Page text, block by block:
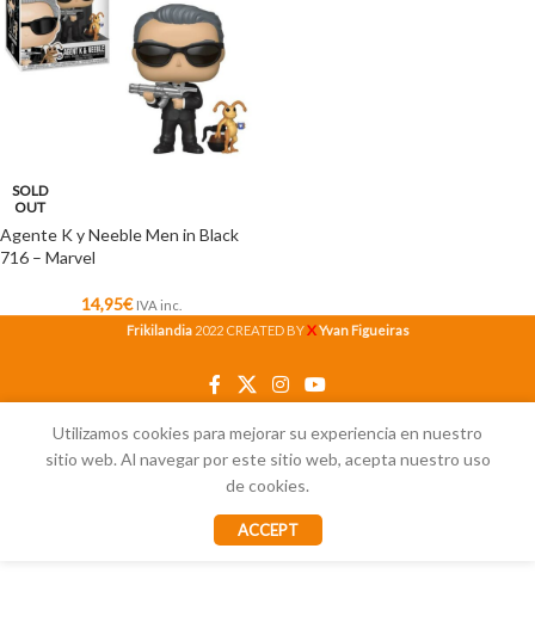
SOLD
OUT
Agente K y Neeble Men in Black
716 – Marvel
14,95€ IVA inc.
Frikilandia 2022 CREATED BYXYvan Figueiras
Utilizamos cookies para mejorar su experiencia en nuestro
sitio web. Al navegar por este sitio web, acepta nuestro uso
de cookies.
ACCEPT